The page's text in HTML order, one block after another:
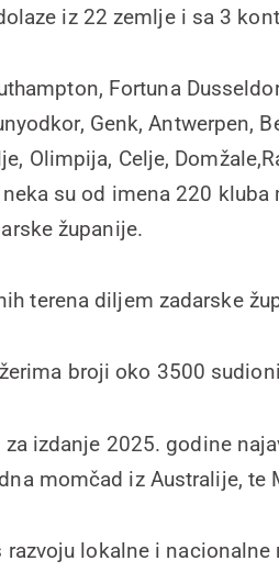
iz 22 zemlje i sa 3
Fortuna
Genk, Antwerpen,
Olimpija, Celje,
su od imena 220
županije.
terena diljem zadarske
broji oko 3500
izdanje 2025. godine
momčad iz Australije, te
lokalne i